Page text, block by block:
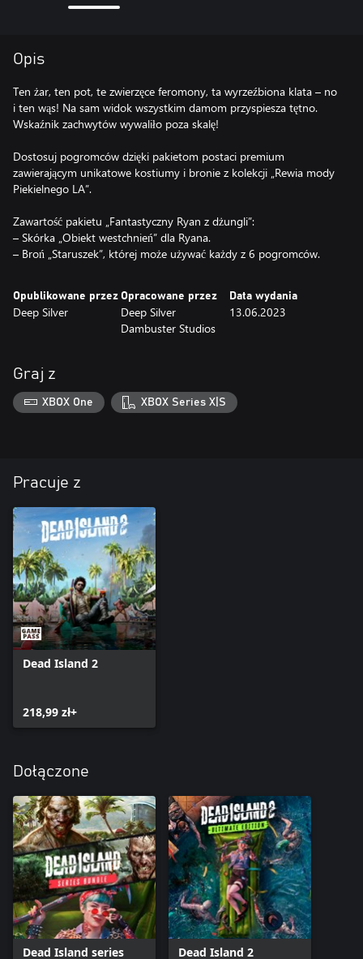
Opis
Ten żar, ten pot, te zwierzęce feromony, ta wyrzeźbiona klata – no
i ten wąs! Na sam widok wszystkim damom przyspiesza tętno.
Wskaźnik zachwytów wywaliło poza skalę!
Dostosuj pogromców dzięki pakietom postaci premium
zawierającym unikatowe kostiumy i bronie z kolekcji „Rewia mody
Piekielnego LA”.
Zawartość pakietu „Fantastyczny Ryan z dżungli”:
– Skórka „Obiekt westchnień” dla Ryana.
– Broń „Staruszek”, której może używać każdy z 6 pogromców.
Opublikowane przez
Deep Silver
Opracowane przez
Deep Silver
Dambuster Studios
Data wydania
13.06.2023
Graj z
XBOX One XBOX Series X|S
Pracuje z
Dead Island 2
218,99 zł+
Dołączone
Dead Island series Dead Island 2